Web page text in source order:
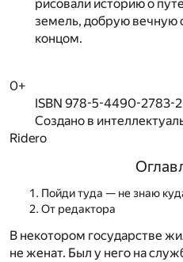
рисовали историю о
земель, добрую вечную
концом.
0+
ISBN 978-5-4490-2783-2
Создано в
Ridero
Пойди туда — не знаю
От редактора
В некотором государстве
не женат. Был у него на